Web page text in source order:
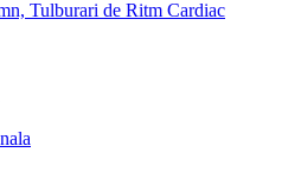
Tulburari de Ritm Cardiac